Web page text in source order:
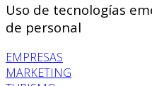
Uso de tecnologías
de personal
EMPRESAS
MARKETING